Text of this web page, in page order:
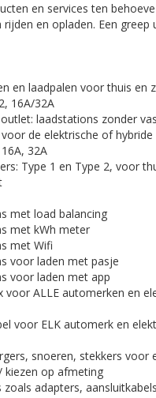
en services ten
en opladen. Een greep
en laadpalen voor thuis en
16A/32A
laadstations zonder
de elektrische of
32A
Type 1 en Type 2, voor
met load balancing
met kWh meter
met Wifi
voor laden met pasje
voor laden met app
voor ALLE automerken en
voor ELK automerk en
snoeren, stekkers voor
kiezen op afmeting
zoals adapters,